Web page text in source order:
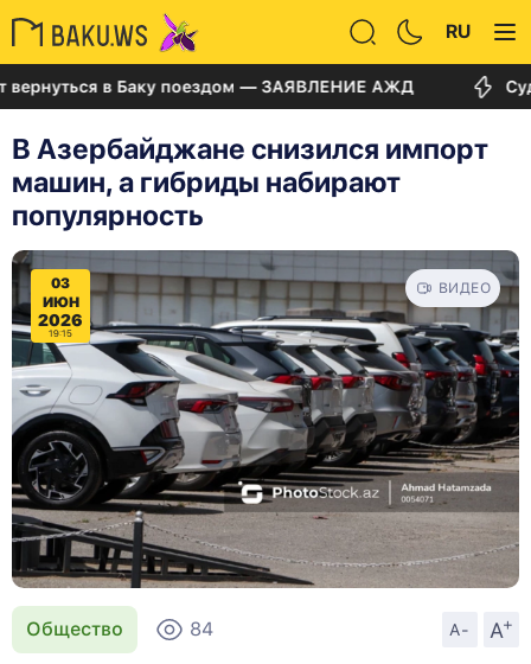
RU
в Баку поездом — ЗАЯВЛЕНИЕ АЖД Суд по
В Азербайджане снизился импорт
машин, а гибриды набирают
популярность
03
ИЮН
2026
19:15
ВИДЕО
Общество 84 A- A
+